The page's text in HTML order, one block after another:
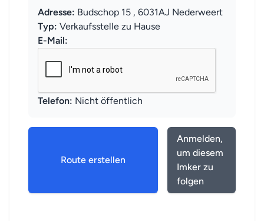
Adresse: Budschop 15 , 6031AJ Nederweert
Typ: Verkaufsstelle zu Hause
E-Mail:
Telefon: Nicht öffentlich
Route erstellen
Anmelden,
um diesem
Imker zu
folgen